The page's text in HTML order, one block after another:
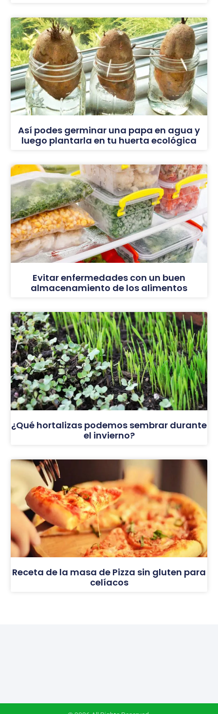
Así podes germinar una papa en agua y
luego plantarla en tu huerta ecológica
Evitar enfermedades con un buen
almacenamiento de los alimentos
¿Qué hortalizas podemos sembrar durante
el invierno?
Receta de la masa de Pizza sin gluten para
celíacos